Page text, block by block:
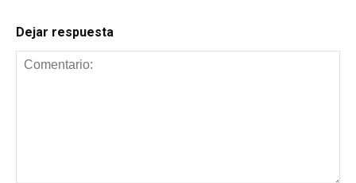
Dejar respuesta